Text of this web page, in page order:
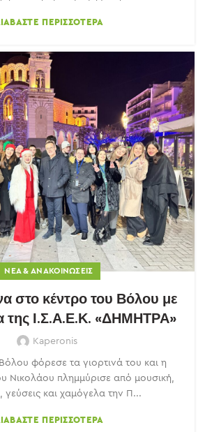
ΠΕΡΙΣΣΌΤΕΡΑ
ΝΈΑ & ΑΝΑΚΟΙΝΏΣΕΙΣ
στο κέντρο του Βόλου με
της Ι.Σ.Α.Ε.Κ. «ΔΗΜΗΤΡΑ»
Kaperonis
φόρεσε τα γιορτινά του και η
Νικολάου πλημμύρισε από μουσική,
και χαμόγελα την Π...
ΠΕΡΙΣΣΌΤΕΡΑ